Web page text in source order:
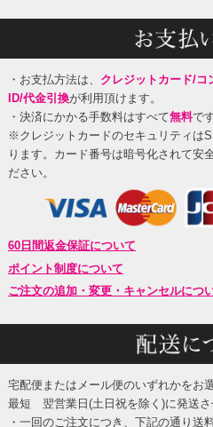
・お支払方法は、 クレジットカード/
ID/代金引換が利用頂けます。
・決済にかかる手数料はすべて無料で
※クレジットカードのセキュリティは
ります。カード番号は暗号化されて安
ださい。
60日間返金保証について
ポイント制度について
ご注文の追加・変更・キャンセルにつ
宅配便またはメール便のいずれかをお
最短 翌営業日(土日祝を除く)に発送さ
・一回のご注文につき、下記の通り送